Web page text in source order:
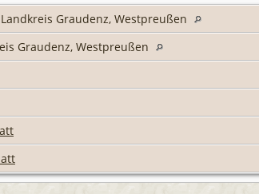
Graudenz, Westpreußen
Graudenz, Westpreußen